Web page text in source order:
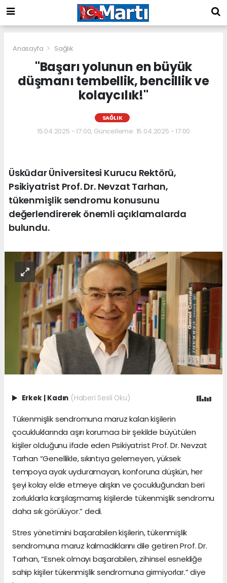
Anasayfa Sağlık
"Başarı yolunun en büyük
düşmanı tembellik, bencillik ve
kolaycılık!"
SAĞLIK
15.04.2025 - 17:00, Güncelleme: 15.04.2025 - 17:00
Üsküdar Üniversitesi Kurucu Rektörü,
Psikiyatrist Prof. Dr. Nevzat Tarhan,
tükenmişlik sendromu konusunu
değerlendirerek önemli açıklamalarda
bulundu.
Erkek | Kadın (Haberi Sesli Oku)
Tükenmişlik sendromuna maruz kalan kişilerin
çocukluklarında aşırı korumacı bir şekilde büyütülen
kişiler olduğunu ifade eden Psikiyatrist Prof. Dr. Nevzat
Tarhan “Genellikle, sıkıntıya gelemeyen, yüksek
tempoya ayak uyduramayan, konforuna düşkün, her
şeyi kolay elde etmeye alışkın ve çocukluğundan beri
zorluklarla karşılaşmamış kişilerde tükenmişlik sendromu
daha sık görülüyor.” dedi.
Stres yönetimini başarabilen kişilerin, tükenmişlik
sendromuna maruz kalmadıklarını dile getiren Prof. Dr.
Tarhan, “Esnek olmayı başarabilen, zihinsel esnekliğe
sahip kişiler tükenmişlik sendromuna girmiyorlar.” diye